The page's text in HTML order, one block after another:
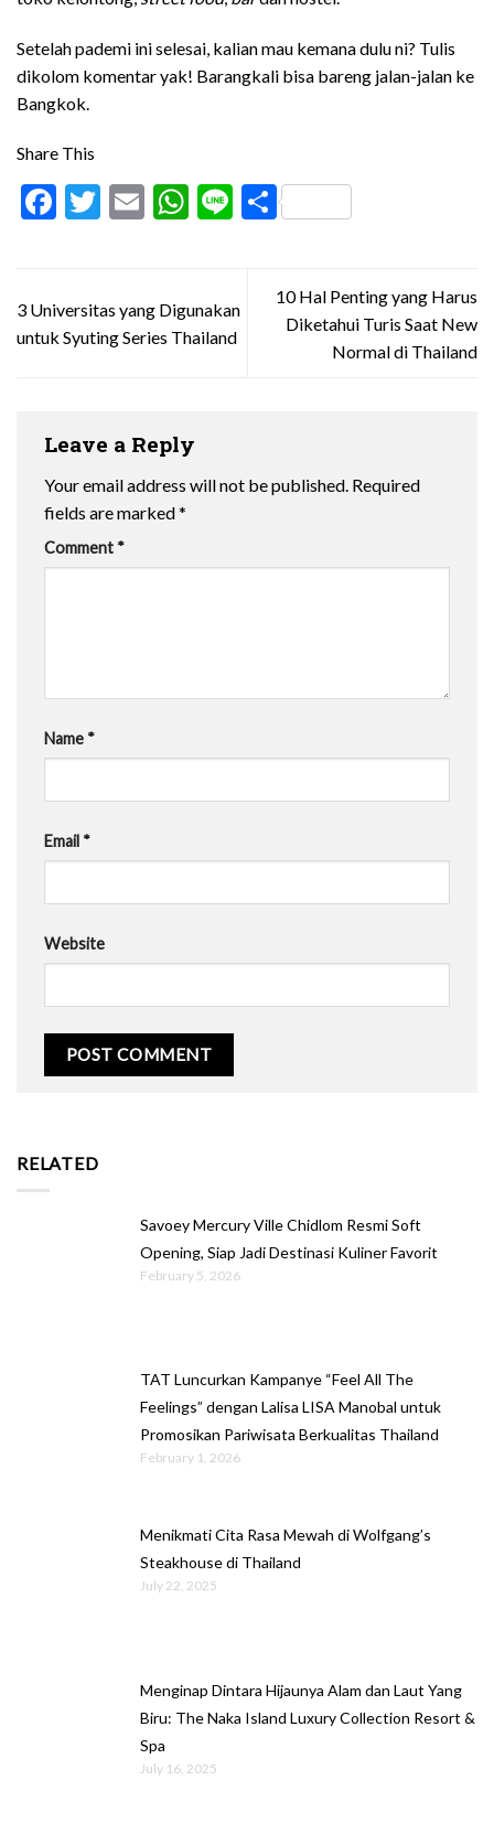
Setelah pademi ini selesai, kalian mau kemana dulu ni? Tulis
dikolom komentar yak! Barangkali bisa bareng jalan-jalan ke
Bangkok.
Share This
Facebook
Twitter
EmailWhatsApp
LineShare
3 Universitas yang Digunakan
untuk Syuting Series Thailand
10 Hal Penting yang Harus
Diketahui Turis Saat New
Normal di Thailand
Leave a Reply
Your email address will not be published. Required
fields are marked*
Comment *
Name *
Email *
Website
RELATED
Savoey Mercury Ville Chidlom Resmi Soft
Opening, Siap Jadi Destinasi Kuliner Favorit
February 5, 2026
TAT Luncurkan Kampanye “Feel All The
Feelings” dengan Lalisa LISA Manobal untuk
Promosikan Pariwisata Berkualitas Thailand
February 1, 2026
Menikmati Cita Rasa Mewah di Wolfgang’s
Steakhouse di Thailand
July 22, 2025
Menginap Dintara Hijaunya Alam dan Laut Yang
Biru: The Naka Island Luxury Collection Resort &
Spa
July 16, 2025